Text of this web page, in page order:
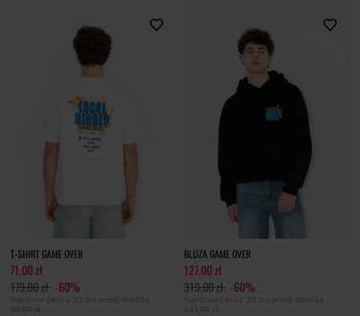
T-SHIRT GAME OVER
71,00 zł
179,00 zł -60%
Najniższa cena z 30 dni przed obniżką
80,00 zł
BLUZA GAME OVER
127,00 zł
319,00 zł -60%
Najniższa cena z 30 dni przed obniżką
143,00 zł